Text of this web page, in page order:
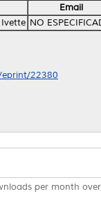
Email
Ivette NO
22380
per month